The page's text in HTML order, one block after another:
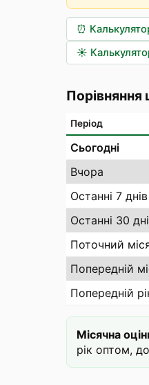
⏰
☀️
Порівняння
Період
Сьогодні
Вчора
Останні 7 днів
Останні 30
Поточний
Попередній
Попередній
Місячна
рік оптом,